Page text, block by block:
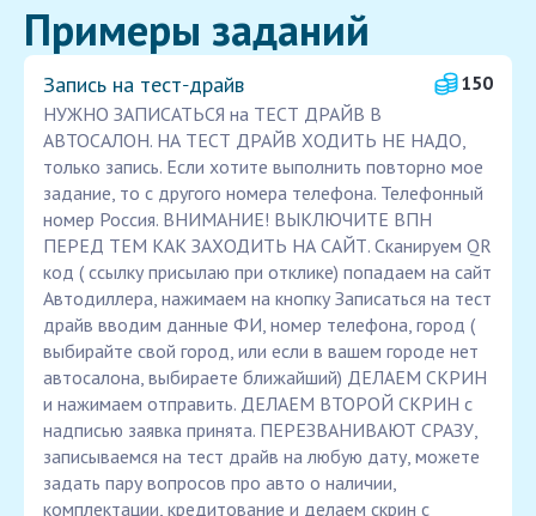
Примеры заданий
Запись на тест‑драйв
150
НУЖНО ЗАПИСАТЬСЯ на ТЕСТ ДРАЙВ В
АВТОСАЛОН. НА ТЕСТ ДРАЙВ ХОДИТЬ НЕ НАДО,
только запись. Если хотите выполнить повторно мое
задание, то с другого номера телефона. Телефонный
номер Россия. ВНИМАНИЕ! ВЫКЛЮЧИТЕ ВПН
ПЕРЕД ТЕМ КАК ЗАХОДИТЬ НА САЙТ. Сканируем QR
код ( ссылку присылаю при отклике) попадаем на сайт
Автодиллера, нажимаем на кнопку Записаться на тест
драйв вводим данные ФИ, номер телефона, город (
выбирайте свой город, или если в вашем городе нет
автосалона, выбираете ближайший) ДЕЛАЕМ СКРИН
и нажимаем отправить. ДЕЛАЕМ ВТОРОЙ СКРИН с
надписью заявка принята. ПЕРЕЗВАНИВАЮТ СРАЗУ,
записываемся на тест драйв на любую дату, можете
задать пару вопросов про авто о наличии,
комплектации, кредитование и делаем скрин с